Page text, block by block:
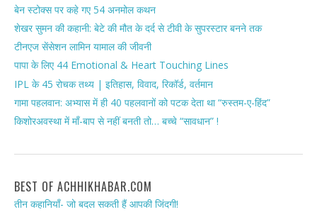
बेन स्टोक्स पर कहे गए 54 अनमोल कथन
शेखर सुमन की कहानी: बेटे की मौत के दर्द से टीवी के सुपरस्टार बनने तक
टीनएज सेंसेशन लामिन यामाल की जीवनी
पापा के लिए 44 Emotional & Heart Touching Lines
IPL के 45 रोचक तथ्य | इतिहास, विवाद, रिकॉर्ड, वर्तमान
गामा पहलवान: अभ्यास में ही 40 पहलवानों को पटक देता था “रुस्तम-ए-हिंद”
किशोरअवस्था में माँ-बाप से नहीं बनती तो… बच्चे “सावधान” !
BEST OF ACHHIKHABAR.COM
तीन कहानियाँ- जो बदल सकती हैं आपकी जिंदगी!